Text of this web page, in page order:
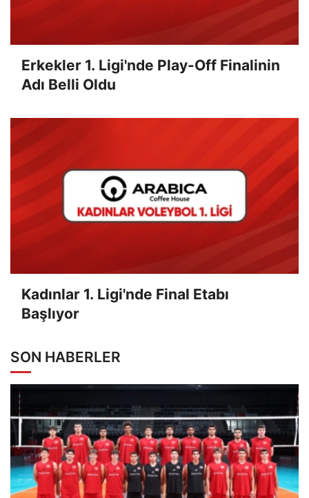
Erkekler 1. Ligi'nde Play-Off Finalinin
Adı Belli Oldu
Kadınlar 1. Ligi'nde Final Etabı
Başlıyor
SON HABERLER